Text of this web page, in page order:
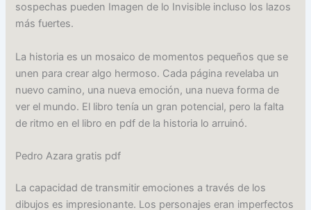
sospechas pueden Imagen de lo Invisible incluso los lazos
más fuertes.
La historia es un mosaico de momentos pequeños que se
unen para crear algo hermoso. Cada página revelaba un
nuevo camino, una nueva emoción, una nueva forma de
ver el mundo. El libro tenía un gran potencial, pero la falta
de ritmo en el libro en pdf de la historia lo arruinó.
Pedro Azara gratis pdf
La capacidad de transmitir emociones a través de los
dibujos es impresionante. Los personajes eran imperfectos